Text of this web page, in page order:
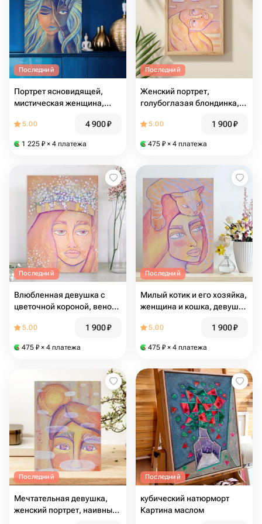
Последний
Портрет ясновидящей,
мистическая женщина,
богиня, звездное небо,
мотивы
5.00 4 900₽
1 225 ₽ × 4 платежа
Последний
Женский портрет,
голубоглазая блондинка,
сюрреализм, минимализм,
5.00 1 900₽
475 ₽ × 4 платежа
Последний
Влюбленная девушка с
цветочной короной, венок
мимоза, женский портрет
5.00 1 900₽
475 ₽ × 4 платежа
Последний
Милый котик и его хозяйка,
женщина и кошка, девушка
кота, полосатый кот,
5.00 1 900₽
475 ₽ × 4 платежа
Последний
Мечтательная девушка,
женский портрет, наивный
Последний
кубический натюрморт
Картина маслом